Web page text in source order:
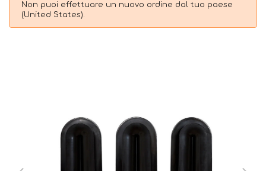
Non puoi effettuare un nuovo ordine dal tuo paese
(United States).